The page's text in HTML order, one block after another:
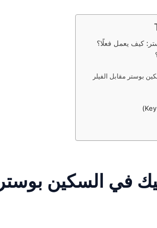
كيف يعمل فعلًا؟
بوستر مقابل الفيلر
في السكين